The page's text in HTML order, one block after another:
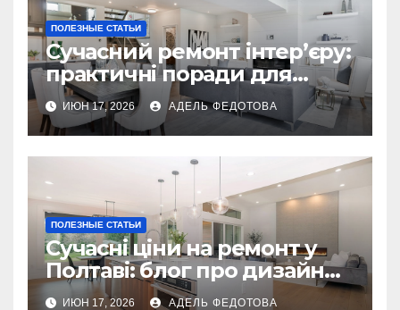
ПОЛЕЗНЫЕ СТАТЬИ
Сучасний ремонт інтер’єру:
практичні поради для
українських власників
ИЮН 17, 2026 АДЕЛЬ ФЕДОТОВА
ПОЛЕЗНЫЕ СТАТЬИ
Сучасні ціни на ремонт у
Полтаві: блог про дизайн
інтер\’єру
ИЮН 17, 2026 АДЕЛЬ ФЕДОТОВА